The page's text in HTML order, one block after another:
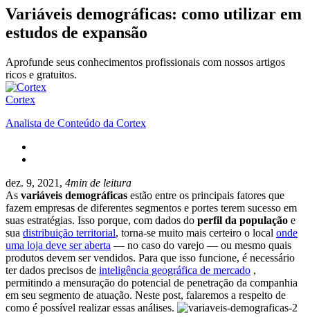
Variáveis demográficas: como utilizar em
estudos de expansão
Aprofunde seus conhecimentos profissionais com nossos artigos
ricos e gratuitos.
Cortex
Analista de Conteúdo da Cortex
dez. 9, 2021, 4min de leitura
As variáveis demográficas estão entre os principais fatores que
fazem empresas de diferentes segmentos e portes terem sucesso em
suas estratégias. Isso porque, com dados do perfil da população e
sua distribuição territorial, torna-se muito mais certeiro o local onde
uma loja deve ser aberta — no caso do varejo — ou mesmo quais
produtos devem ser vendidos. Para que isso funcione, é necessário
ter dados precisos de inteligência geográfica de mercado ,
permitindo a mensuração do potencial de penetração da companhia
em seu segmento de atuação. Neste post, falaremos a respeito de
como é possível realizar essas análises.